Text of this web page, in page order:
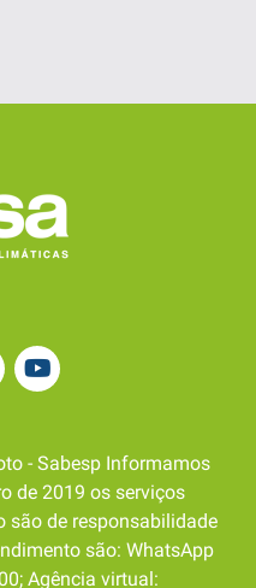
- Sabesp Informamos
de 2019 os serviços
são de responsabilidade
são: WhatsApp
Agência virtual: